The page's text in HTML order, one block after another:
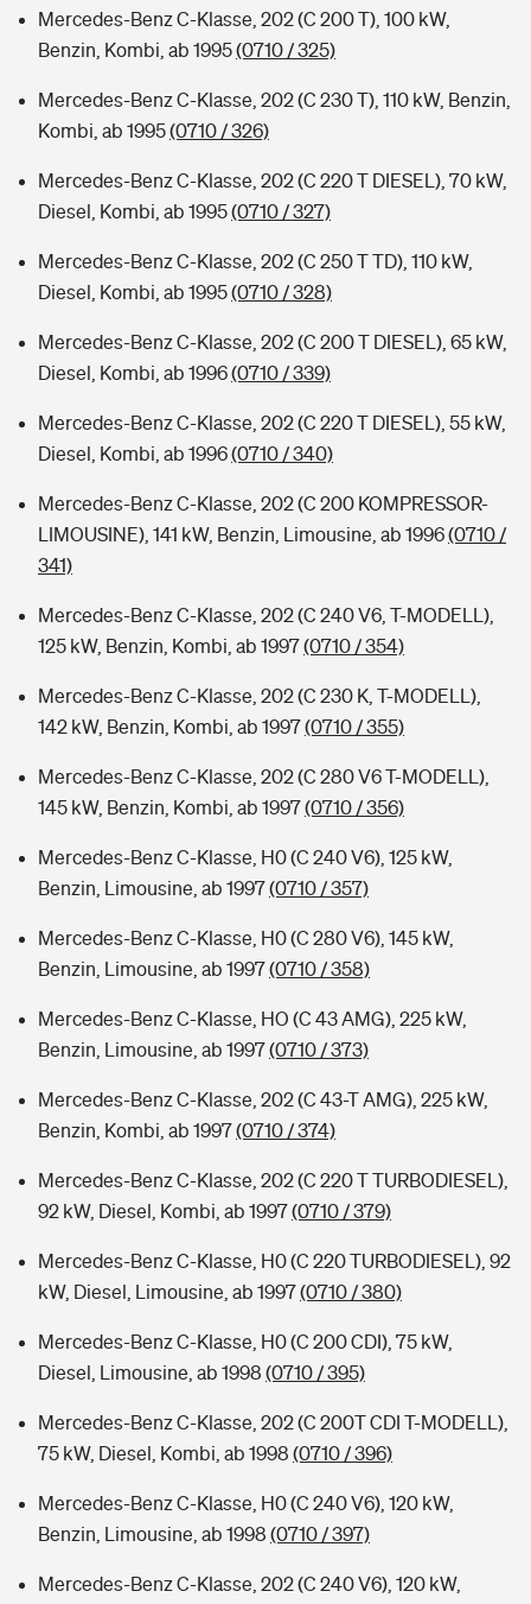
Mercedes-Benz C-Klasse, 202 (C 200 T), 100 kW,
Benzin, Kombi, ab 1995(0710 / 325)
Mercedes-Benz C-Klasse, 202 (C 230 T), 110 kW, Benzin,
Kombi, ab 1995(0710 / 326)
Mercedes-Benz C-Klasse, 202 (C 220 T DIESEL), 70 kW,
Diesel, Kombi, ab 1995(0710 / 327)
Mercedes-Benz C-Klasse, 202 (C 250 T TD), 110 kW,
Diesel, Kombi, ab 1995(0710 / 328)
Mercedes-Benz C-Klasse, 202 (C 200 T DIESEL), 65 kW,
Diesel, Kombi, ab 1996(0710 / 339)
Mercedes-Benz C-Klasse, 202 (C 220 T DIESEL), 55 kW,
Diesel, Kombi, ab 1996(0710 / 340)
Mercedes-Benz C-Klasse, 202 (C 200 KOMPRESSOR-
LIMOUSINE), 141 kW, Benzin, Limousine, ab 1996(0710 /
341)
Mercedes-Benz C-Klasse, 202 (C 240 V6, T-MODELL),
125 kW, Benzin, Kombi, ab 1997(0710 / 354)
Mercedes-Benz C-Klasse, 202 (C 230 K, T-MODELL),
142 kW, Benzin, Kombi, ab 1997(0710 / 355)
Mercedes-Benz C-Klasse, 202 (C 280 V6 T-MODELL),
145 kW, Benzin, Kombi, ab 1997(0710 / 356)
Mercedes-Benz C-Klasse, H0 (C 240 V6), 125 kW,
Benzin, Limousine, ab 1997(0710 / 357)
Mercedes-Benz C-Klasse, H0 (C 280 V6), 145 kW,
Benzin, Limousine, ab 1997(0710 / 358)
Mercedes-Benz C-Klasse, HO (C 43 AMG), 225 kW,
Benzin, Limousine, ab 1997(0710 / 373)
Mercedes-Benz C-Klasse, 202 (C 43-T AMG), 225 kW,
Benzin, Kombi, ab 1997(0710 / 374)
Mercedes-Benz C-Klasse, 202 (C 220 T TURBODIESEL),
92 kW, Diesel, Kombi, ab 1997(0710 / 379)
Mercedes-Benz C-Klasse, H0 (C 220 TURBODIESEL), 92
kW, Diesel, Limousine, ab 1997(0710 / 380)
Mercedes-Benz C-Klasse, H0 (C 200 CDI), 75 kW,
Diesel, Limousine, ab 1998 (0710 / 395)
Mercedes-Benz C-Klasse, 202 (C 200T CDI T-MODELL),
75 kW, Diesel, Kombi, ab 1998 (0710 / 396)
Mercedes-Benz C-Klasse, H0 (C 240 V6), 120 kW,
Benzin, Limousine, ab 1998 (0710 / 397)
Mercedes-Benz C-Klasse, 202 (C 240 V6), 120 kW,